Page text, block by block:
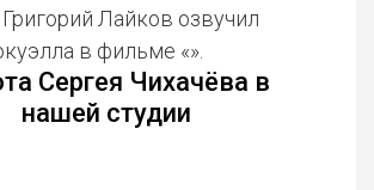
Лайков озвучил
в фильме «».
Сергея Чихачёва в
нашей студии